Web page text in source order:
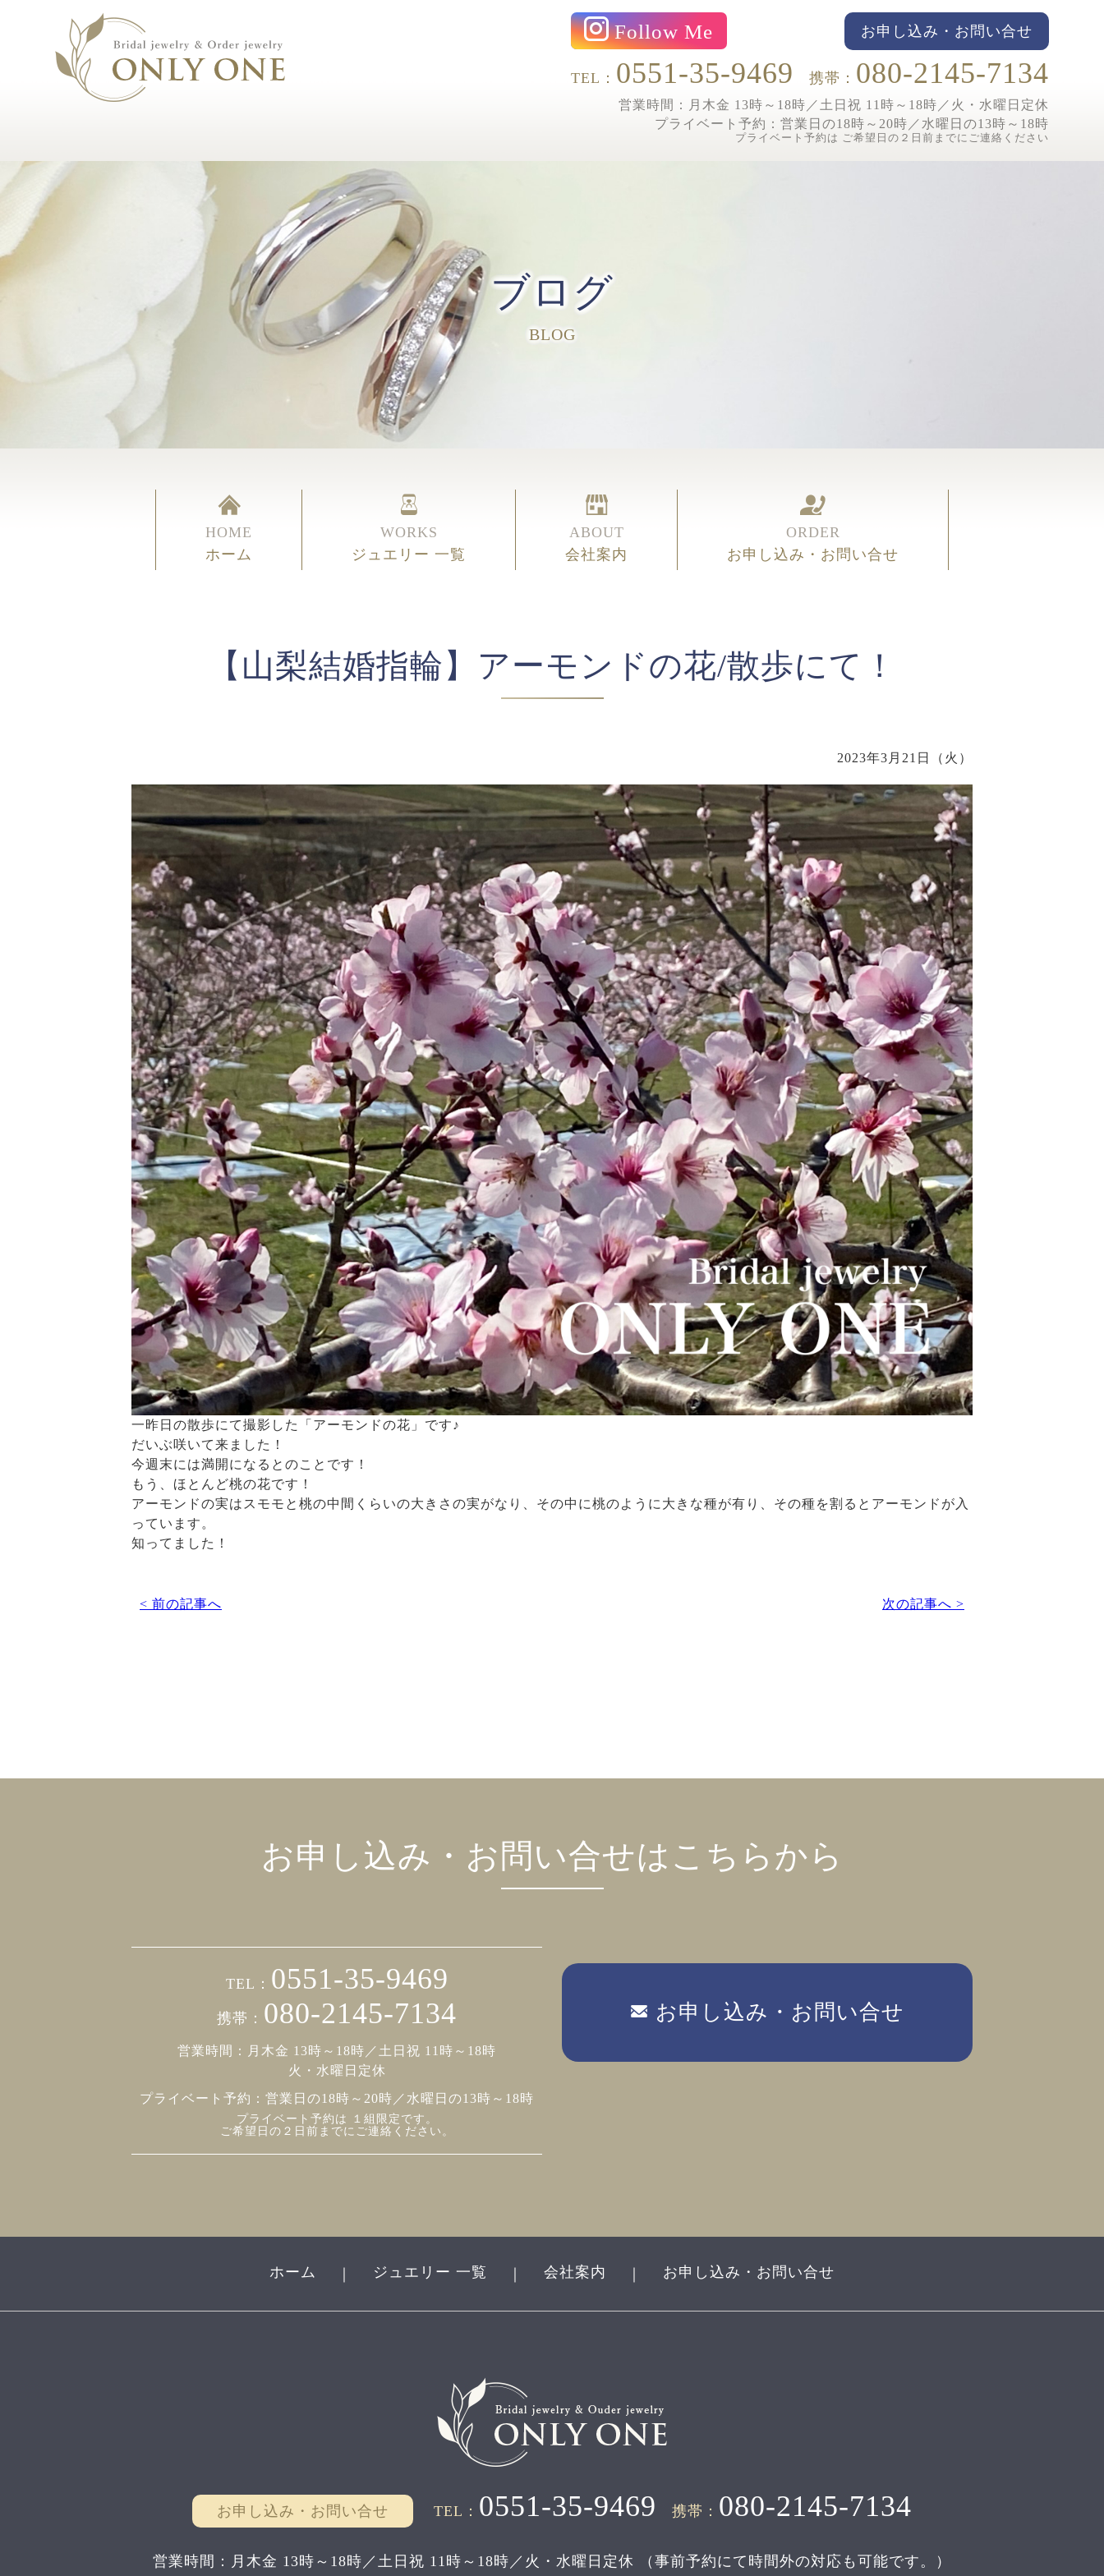
Follow Me お申し込み・お問い合せ
TEL： 0551-35-9469 携帯： 080-2145-7134
営業時間：月木金 13時～18時／土日祝 11時～18時／ 火・水曜日定休
プライベート予約： 営業日の18時～20時／水曜日の13時～18時
プライベート予約は ご希望日の２日前までにご連絡ください
ブログ
BLOG
HOME
ホーム
WORKS
ジュエリー 一覧
ABOUT
会社案内
ORDER
お申し込み・お問い合せ
【山梨結婚指輪】アーモンドの花/散歩にて！
2023年3月21日（火）
一昨日の散歩にて撮影した「アーモンドの花」です♪
だいぶ咲いて来ました！
今週末には満開になるとのことです！
もう、ほとんど桃の花です！
アーモンドの実はスモモと桃の中間くらいの大きさの実がなり、その中に桃のように大きな種が有り、その種を割るとアーモンドが入
っています。
知ってました！
< 前の記事へ 次の記事へ >
お申し込み・お問い合せはこちらから
TEL： 0551-35-9469
携帯： 080-2145-7134
営業時間：月木金 13時～18時／土日祝 11時～18時
火・水曜日定休
プライベート予約： 営業日の18時～20時／水曜日の13時～18時
プライベート予約は １組限定です。
ご希望日の２日前までにご連絡ください。
お申し込み・お問い合せ
ホーム ジュエリー 一覧 会社案内 お申し込み・お問い合せ
お申し込み・お問い合せ TEL： 0551-35-9469 携帯： 080-2145-7134
営業時間：月木金 13時～18時／土日祝 11時～18時／ 火・水曜日定休 （事前予約にて時間外の対応も可能です。）